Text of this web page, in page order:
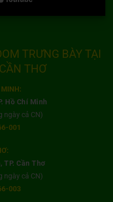
TRƯNG BÀY TẠI
THƠ
MINH:
Hồ Chí Minh
ngày cả CN)
001
TP. Cần Thơ
ngày cả CN)
003